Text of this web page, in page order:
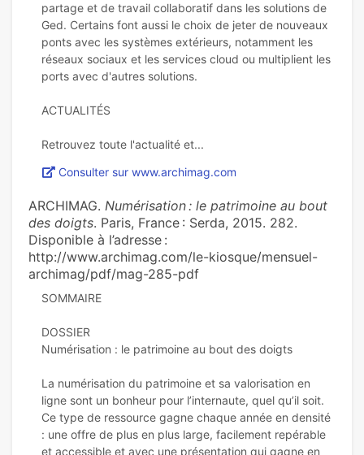
partage et de travail collaboratif dans les solutions de
Ged. Certains font aussi le choix de jeter de nouveaux
ponts avec les systèmes extérieurs, notamment les
réseaux sociaux et les services cloud ou multiplient les
ports avec d'autres solutions. ​
ACTUALITÉS
Consulter sur www.archimag.com
ARCHIMAG. Numérisation : le patrimoine au bout
des doigts. Paris, France : Serda, 2015. 282.
Disponible à l’adresse :
http://www.archimag.com/le-kiosque/mensuel-
archimag/pdf/mag-285-pdf
SOMMAIRE
DOSSIER
Numérisation : le patrimoine au bout des doigts
La numérisation du patrimoine et sa valorisation en
ligne sont un bonheur pour l’internaute, quel qu’il soit.
Ce type de ressource gagne chaque année en densité
: une offre de plus en plus large, facilement repérable
et accessible et avec une présentation qui gagne en